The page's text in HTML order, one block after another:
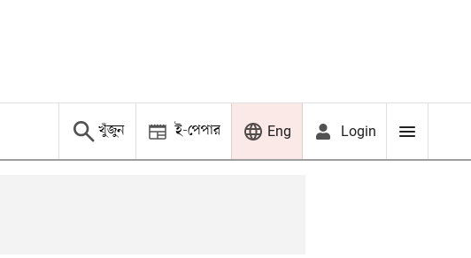
খুঁজুন ই-পেপার Eng Login